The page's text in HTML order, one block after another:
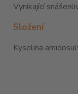
Vynikající
Složení
Kyselina